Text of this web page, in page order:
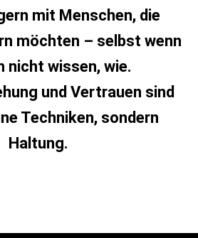
mit Menschen, die
möchten – selbst wenn
nicht wissen, wie.
und Vertrauen sind
Techniken, sondern
Haltung.